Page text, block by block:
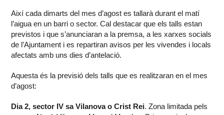
Així cada dimarts del mes d’agost es tallarà durant el matí
l’aigua en un barri o sector. Cal destacar que els talls estan
previstos i que s’anunciaran a la premsa, a les xarxes socials
de l’Ajuntament i es repartiran avisos per les vivendes i locals
afectats amb uns dies d’antelació.
Aquesta és la previsió dels talls que es realitzaran en el mes
d’agost:
Dia 2, sector IV sa Vilanova o Crist Rei. Zona limitada pels